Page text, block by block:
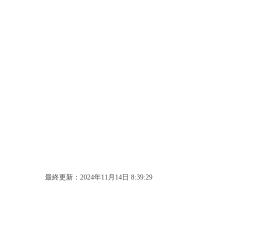
最終更新： 2024年11月14日 8:39:29